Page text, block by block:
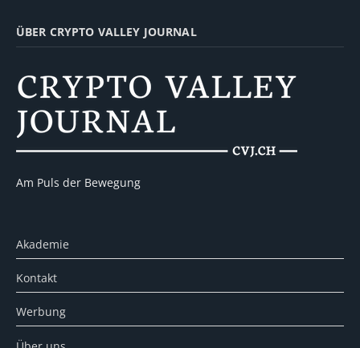
ÜBER CRYPTO VALLEY JOURNAL
Am Puls der Bewegung
Akademie
Kontakt
Werbung